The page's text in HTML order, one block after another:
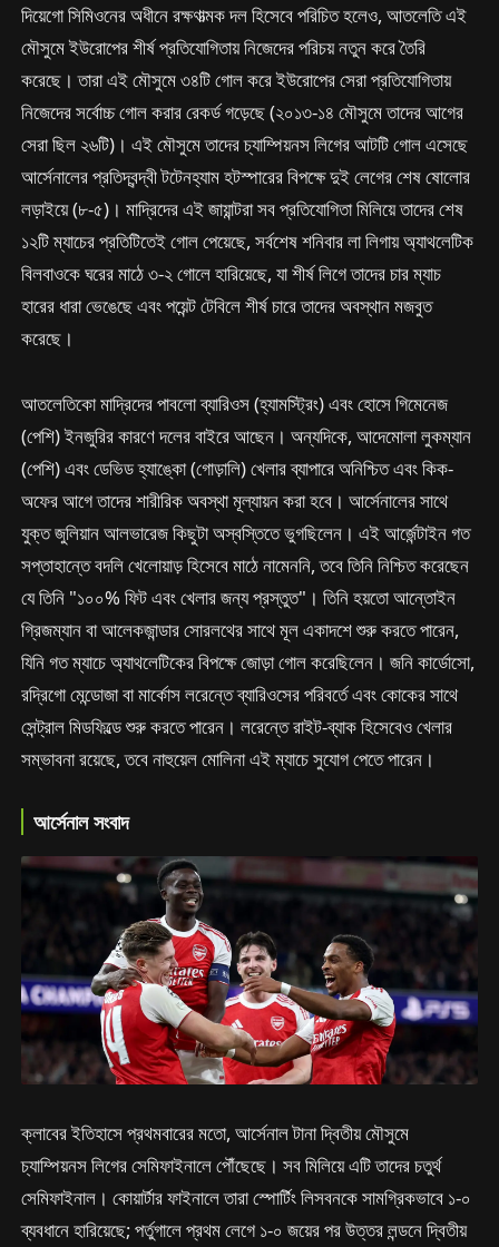
দিয়েগো সিমিওনের অধীনে রক্ষণাত্মক দল হিসেবে পরিচিত হলেও, আতলেতি এই
মৌসুমে ইউরোপের শীর্ষ প্রতিযোগিতায় নিজেদের পরিচয় নতুন করে তৈরি
করেছে। তারা এই মৌসুমে ৩৪টি গোল করে ইউরোপের সেরা প্রতিযোগিতায়
নিজেদের সর্বোচ্চ গোল করার রেকর্ড গড়েছে (২০১৩-১৪ মৌসুমে তাদের আগের
সেরা ছিল ২৬টি)। এই মৌসুমে তাদের চ্যাম্পিয়নস লিগের আটটি গোল এসেছে
আর্সেনালের প্রতিদ্বন্দ্বী টটেনহ্যাম হটস্পারের বিপক্ষে দুই লেগের শেষ ষোলোর
লড়াইয়ে (৮-৫)। মাদ্রিদের এই জায়ান্টরা সব প্রতিযোগিতা মিলিয়ে তাদের শেষ
১২টি ম্যাচের প্রতিটিতেই গোল পেয়েছে, সর্বশেষ শনিবার লা লিগায় অ্যাথলেটিক
বিলবাওকে ঘরের মাঠে ৩-২ গোলে হারিয়েছে, যা শীর্ষ লিগে তাদের চার ম্যাচ
হারের ধারা ভেঙেছে এবং পয়েন্ট টেবিলে শীর্ষ চারে তাদের অবস্থান মজবুত
করেছে।
আতলেতিকো মাদ্রিদের পাবলো ব্যারিওস (হ্যামস্ট্রিং) এবং হোসে গিমেনেজ
(পেশি) ইনজুরির কারণে দলের বাইরে আছেন। অন্যদিকে, আদেমোলা লুকম্যান
(পেশি) এবং ডেভিড হ্যাঙ্কো (গোড়ালি) খেলার ব্যাপারে অনিশ্চিত এবং কিক-
অফের আগে তাদের শারীরিক অবস্থা মূল্যায়ন করা হবে। আর্সেনালের সাথে
যুক্ত জুলিয়ান আলভারেজ কিছুটা অস্বস্তিতে ভুগছিলেন। এই আর্জেন্টাইন গত
সপ্তাহান্তে বদলি খেলোয়াড় হিসেবে মাঠে নামেননি, তবে তিনি নিশ্চিত করেছেন
যে তিনি "১০০% ফিট এবং খেলার জন্য প্রস্তুত"। তিনি হয়তো আন্তোইন
গ্রিজম্যান বা আলেকজান্ডার সোরলথের সাথে মূল একাদশে শুরু করতে পারেন,
যিনি গত ম্যাচে অ্যাথলেটিকের বিপক্ষে জোড়া গোল করেছিলেন। জনি কার্ডোসো,
রদ্রিগো মেন্ডোজা বা মার্কোস লরেন্তে ব্যারিওসের পরিবর্তে এবং কোকের সাথে
সেন্ট্রাল মিডফিল্ডে শুরু করতে পারেন। লরেন্তে রাইট-ব্যাক হিসেবেও খেলার
সম্ভাবনা রয়েছে, তবে নাহুয়েল মোলিনা এই ম্যাচে সুযোগ পেতে পারেন।
আর্সেনাল সংবাদ
ক্লাবের ইতিহাসে প্রথমবারের মতো, আর্সেনাল টানা দ্বিতীয় মৌসুমে
চ্যাম্পিয়নস লিগের সেমিফাইনালে পৌঁছেছে। সব মিলিয়ে এটি তাদের চতুর্থ
সেমিফাইনাল। কোয়ার্টার ফাইনালে তারা স্পোর্টিং লিসবনকে সামগ্রিকভাবে ১-০
ব্যবধানে হারিয়েছে; পর্তুগালে প্রথম লেগে ১-০ জয়ের পর উত্তর লন্ডনে দ্বিতীয়